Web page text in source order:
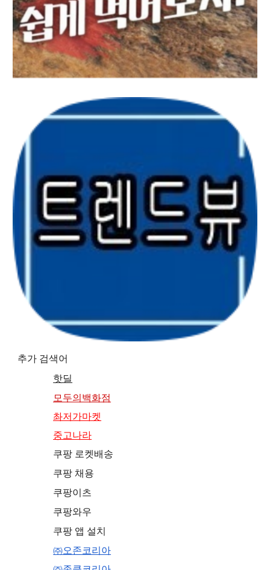
추가 검색어
핫딜
모두의백화점
촤저가마켓
중고나라
쿠팡 로켓배송
쿠팡 채용
쿠팡이츠
쿠팡와우
쿠팡 앱 설치
㈜오존코리아